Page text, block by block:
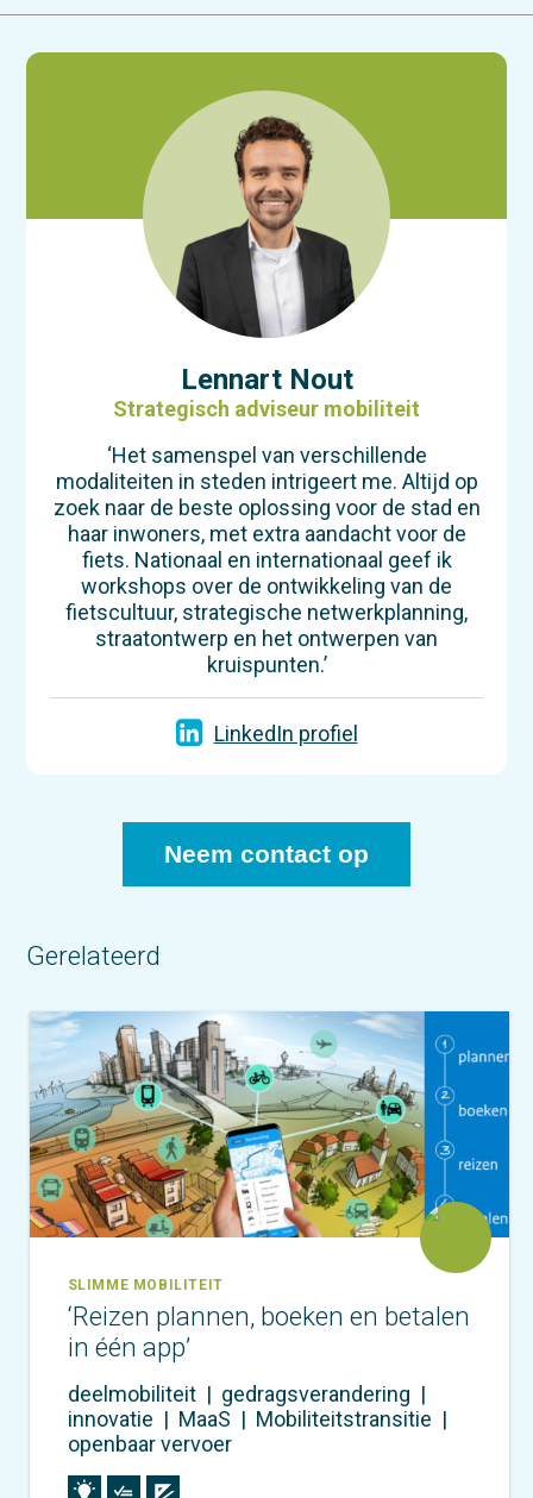
Lennart Nout
Strategisch adviseur mobiliteit
‘Het samenspel van verschillende
modaliteiten in steden intrigeert me. Altijd op
zoek naar de beste oplossing voor de stad en
haar inwoners, met extra aandacht voor de
fiets. Nationaal en internationaal geef ik
workshops over de ontwikkeling van de
fietscultuur, strategische netwerkplanning,
straatontwerp en het ontwerpen van
kruispunten.’
LinkedIn profiel
Neem contact op
Gerelateerd
SLIMME MOBILITEIT
‘Reizen plannen, boeken en betalen
in één app’
deelmobiliteit | gedragsverandering |
innovatie | MaaS | Mobiliteitstransitie |
openbaar vervoer